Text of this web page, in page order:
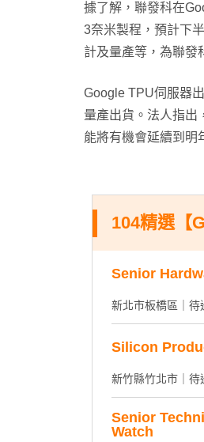
據了解，聯發科在
3奈米製程，預計下
計及量產等，為聯發
Google TPU伺服器
量產出貨。法人指出
能將有機會延續到明
104精選【
Senior
新北市板橋區｜待
Silicon
新竹縣竹北市｜待
Senior
Watch